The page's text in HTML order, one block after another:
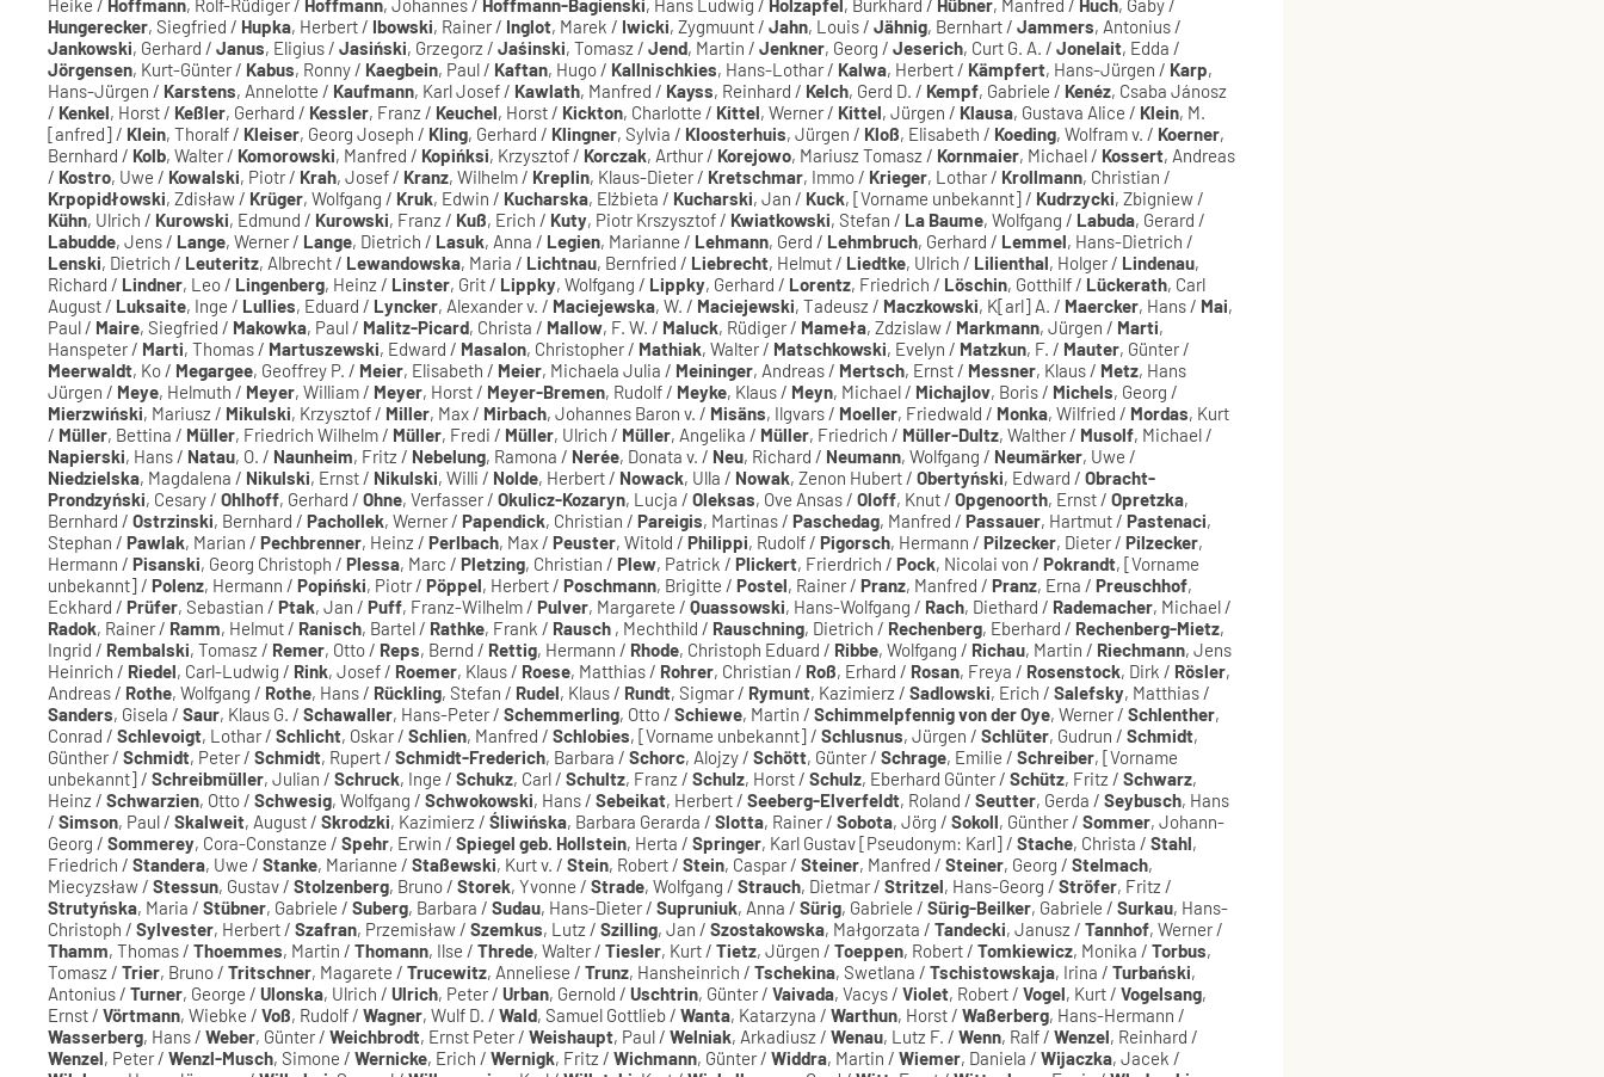
Heike / Hoffmann, Rolf-Rüdiger / Hoffmann, Johannes / Hoffmann-Bagienski, Hans Ludwig / Holzapfel, Burkhard / Hübner, Manfred / Huch, Gaby /
Hungerecker, Siegfried / Hupka, Herbert / Ibowski, Rainer / Inglot, Marek / Iwicki, Zygmuunt / Jahn, Louis / Jähnig, Bernhart / Jammers, Antonius /
Jankowski, Gerhard / Janus, Eligius / Jasiński, Grzegorz / Jaśinski, Tomasz / Jend, Martin / Jenkner, Georg / Jeserich, Curt G. A. / Jonelait, Edda /
Jörgensen, Kurt-Günter / Kabus, Ronny / Kaegbein, Paul / Kaftan, Hugo / Kallnischkies, Hans-Lothar / Kalwa, Herbert / Kämpfert, Hans-Jürgen / Karp,
Hans-Jürgen / Karstens, Annelotte / Kaufmann, Karl Josef / Kawlath, Manfred / Kayss, Reinhard / Kelch, Gerd D. / Kempf, Gabriele / Kenéz, Csaba Jánosz
/ Kenkel, Horst / Keßler, Gerhard / Kessler, Franz / Keuchel, Horst / Kickton, Charlotte / Kittel, Werner / Kittel, Jürgen / Klausa, Gustava Alice / Klein, M.
[anfred] / Klein, Thoralf / Kleiser, Georg Joseph / Kling, Gerhard / Klingner, Sylvia / Kloosterhuis, Jürgen / Kloß, Elisabeth / Koeding, Wolfram v. / Koerner,
Bernhard / Kolb, Walter / Komorowski, Manfred / Kopińksi, Krzysztof / Korczak, Arthur / Korejowo, Mariusz Tomasz / Kornmaier, Michael / Kossert, Andreas
/ Kostro, Uwe / Kowalski, Piotr / Krah, Josef / Kranz, Wilhelm / Kreplin, Klaus-Dieter / Kretschmar, Immo / Krieger, Lothar / Krollmann, Christian /
Krpopidłowski, Zdisław / Krüger, Wolfgang / Kruk, Edwin / Kucharska, Elżbieta / Kucharski, Jan / Kuck, [Vorname unbekannt] / Kudrzycki, Zbigniew /
Kühn, Ulrich / Kurowski, Edmund / Kurowski, Franz / Kuß, Erich / Kuty, Piotr Krszysztof / Kwiatkowski, Stefan / La Baume, Wolfgang / Labuda, Gerard /
Labudde, Jens / Lange, Werner / Lange, Dietrich / Lasuk, Anna / Legien, Marianne / Lehmann, Gerd / Lehmbruch, Gerhard / Lemmel, Hans-Dietrich /
Lenski, Dietrich / Leuteritz, Albrecht / Lewandowska, Maria / Lichtnau, Bernfried / Liebrecht, Helmut / Liedtke, Ulrich / Lilienthal, Holger / Lindenau,
Richard / Lindner, Leo / Lingenberg, Heinz / Linster, Grit / Lippky, Wolfgang / Lippky, Gerhard / Lorentz, Friedrich / Löschin, Gotthilf / Lückerath, Carl
August / Luksaite, Inge / Lullies, Eduard / Lyncker, Alexander v. / Maciejewska, W. / Maciejewski, Tadeusz / Maczkowski, K[arl] A. / Maercker, Hans / Mai,
Paul / Maire, Siegfried / Makowka, Paul / Malitz-Picard, Christa / Mallow, F. W. / Maluck, Rüdiger / Mameła, Zdzislaw / Markmann, Jürgen / Marti,
Hanspeter / Marti, Thomas / Martuszewski, Edward / Masalon, Christopher / Mathiak, Walter / Matschkowski, Evelyn / Matzkun, F. / Mauter, Günter /
Meerwaldt, Ko / Megargee, Geoffrey P. / Meier, Elisabeth / Meier, Michaela Julia / Meininger, Andreas / Mertsch, Ernst / Messner, Klaus / Metz, Hans
Jürgen / Meye, Helmuth / Meyer, William / Meyer, Horst / Meyer-Bremen, Rudolf / Meyke, Klaus / Meyn, Michael / Michajlov, Boris / Michels, Georg /
Mierzwiński, Mariusz / Mikulski, Krzysztof / Miller, Max / Mirbach, Johannes Baron v. / Misäns, Ilgvars / Moeller, Friedwald / Monka, Wilfried / Mordas, Kurt
/ Müller, Bettina / Müller, Friedrich Wilhelm / Müller, Fredi / Müller, Ulrich / Müller, Angelika / Müller, Friedrich / Müller-Dultz, Walther / Musolf, Michael /
Napierski, Hans / Natau, O. / Naunheim, Fritz / Nebelung, Ramona / Nerée, Donata v. / Neu, Richard / Neumann, Wolfgang / Neumärker, Uwe /
Niedzielska, Magdalena / Nikulski, Ernst / Nikulski, Willi / Nolde, Herbert / Nowack, Ulla / Nowak, Zenon Hubert / Obertyński, Edward / Obracht-
Prondzyński, Cesary / Ohlhoff, Gerhard / Ohne, Verfasser / Okulicz-Kozaryn, Lucja / Oleksas, Ove Ansas / Oloff, Knut / Opgenoorth, Ernst / Opretzka,
Bernhard / Ostrzinski, Bernhard / Pachollek, Werner / Papendick, Christian / Pareigis, Martinas / Paschedag, Manfred / Passauer, Hartmut / Pastenaci,
Stephan / Pawlak, Marian / Pechbrenner, Heinz / Perlbach, Max / Peuster, Witold / Philippi, Rudolf / Pigorsch, Hermann / Pilzecker, Dieter / Pilzecker,
Hermann / Pisanski, Georg Christoph / Plessa, Marc / Pletzing, Christian / Plew, Patrick / Plickert, Frierdrich / Pock, Nicolai von / Pokrandt, [Vorname
unbekannt] / Polenz, Hermann / Popiński, Piotr / Pöppel, Herbert / Poschmann, Brigitte / Postel, Rainer / Pranz, Manfred / Pranz, Erna / Preuschhof,
Eckhard / Prüfer, Sebastian / Ptak, Jan / Puff, Franz-Wilhelm / Pulver, Margarete / Quassowski, Hans-Wolfgang / Rach, Diethard / Rademacher, Michael /
Radok, Rainer / Ramm, Helmut / Ranisch, Bartel / Rathke, Frank / Rausch , Mechthild / Rauschning, Dietrich / Rechenberg, Eberhard / Rechenberg-Mietz,
Ingrid / Rembalski, Tomasz / Remer, Otto / Reps, Bernd / Rettig, Hermann / Rhode, Christoph Eduard / Ribbe, Wolfgang / Richau, Martin / Riechmann, Jens
Heinrich / Riedel, Carl-Ludwig / Rink, Josef / Roemer, Klaus / Roese, Matthias / Rohrer, Christian / Roß, Erhard / Rosan, Freya / Rosenstock, Dirk / Rösler,
Andreas / Rothe, Wolfgang / Rothe, Hans / Rückling, Stefan / Rudel, Klaus / Rundt, Sigmar / Rymunt, Kazimierz / Sadlowski, Erich / Salefsky, Matthias /
Sanders, Gisela / Saur, Klaus G. / Schawaller, Hans-Peter / Schemmerling, Otto / Schiewe, Martin / Schimmelpfennig von der Oye, Werner / Schlenther,
Conrad / Schlevoigt, Lothar / Schlicht, Oskar / Schlien, Manfred / Schlobies, [Vorname unbekannt] / Schlusnus, Jürgen / Schlüter, Gudrun / Schmidt,
Günther / Schmidt, Peter / Schmidt, Rupert / Schmidt-Frederich, Barbara / Schorc, Alojzy / Schött, Günter / Schrage, Emilie / Schreiber, [Vorname
unbekannt] / Schreibmüller, Julian / Schruck, Inge / Schukz, Carl / Schultz, Franz / Schulz, Horst / Schulz, Eberhard Günter / Schütz, Fritz / Schwarz,
Heinz / Schwarzien, Otto / Schwesig, Wolfgang / Schwokowski, Hans / Sebeikat, Herbert / Seeberg-Elverfeldt, Roland / Seutter, Gerda / Seybusch, Hans
/ Simson, Paul / Skalweit, August / Skrodzki, Kazimierz / Śliwińska, Barbara Gerarda / Slotta, Rainer / Sobota, Jörg / Sokoll, Günther / Sommer, Johann-
Georg / Sommerey, Cora-Constanze / Spehr, Erwin / Spiegel geb. Hollstein, Herta / Springer, Karl Gustav [Pseudonym: Karl] / Stache, Christa / Stahl,
Friedrich / Standera, Uwe / Stanke, Marianne / Staßewski, Kurt v. / Stein, Robert / Stein, Caspar / Steiner, Manfred / Steiner, Georg / Stelmach,
Miecyzsław / Stessun, Gustav / Stolzenberg, Bruno / Storek, Yvonne / Strade, Wolfgang / Strauch, Dietmar / Stritzel, Hans-Georg / Ströfer, Fritz /
Strutyńska, Maria / Stübner, Gabriele / Suberg, Barbara / Sudau, Hans-Dieter / Supruniuk, Anna / Sürig, Gabriele / Sürig-Beilker, Gabriele / Surkau, Hans-
Christoph / Sylvester, Herbert / Szafran, Przemisław / Szemkus, Lutz / Szilling, Jan / Szostakowska, Małgorzata / Tandecki, Janusz / Tannhof, Werner /
Thamm, Thomas / Thoemmes, Martin / Thomann, Ilse / Threde, Walter / Tiesler, Kurt / Tietz, Jürgen / Toeppen, Robert / Tomkiewicz, Monika / Torbus,
Tomasz / Trier, Bruno / Tritschner, Magarete / Trucewitz, Anneliese / Trunz, Hansheinrich / Tschekina, Swetlana / Tschistowskaja, Irina / Turbański,
Antonius / Turner, George / Ulonska, Ulrich / Ulrich, Peter / Urban, Gernold / Uschtrin, Günter / Vaivada, Vacys / Violet, Robert / Vogel, Kurt / Vogelsang,
Ernst / Vörtmann, Wiebke / Voß, Rudolf / Wagner, Wulf D. / Wald, Samuel Gottlieb / Wanta, Katarzyna / Warthun, Horst / Waßerberg, Hans-Hermann /
Wasserberg, Hans / Weber, Günter / Weichbrodt, Ernst Peter / Weishaupt, Paul / Welniak, Arkadiusz / Wenau, Lutz F. / Wenn, Ralf / Wenzel, Reinhard /
Wenzel, Peter / Wenzl-Musch, Simone / Wernicke, Erich / Wernigk, Fritz / Wichmann, Günter / Widdra, Martin / Wiemer, Daniela / Wijaczka, Jacek /